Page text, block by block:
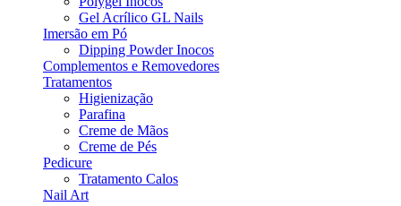
Gel Acrílico GL Nails
Imersão em Pó
Dipping Powder Inocos
Complementos e Removedores
Tratamentos
Higienização
Parafina
Creme de Mãos
Creme de Pés
Pedicure
Tratamento Calos
Nail Art